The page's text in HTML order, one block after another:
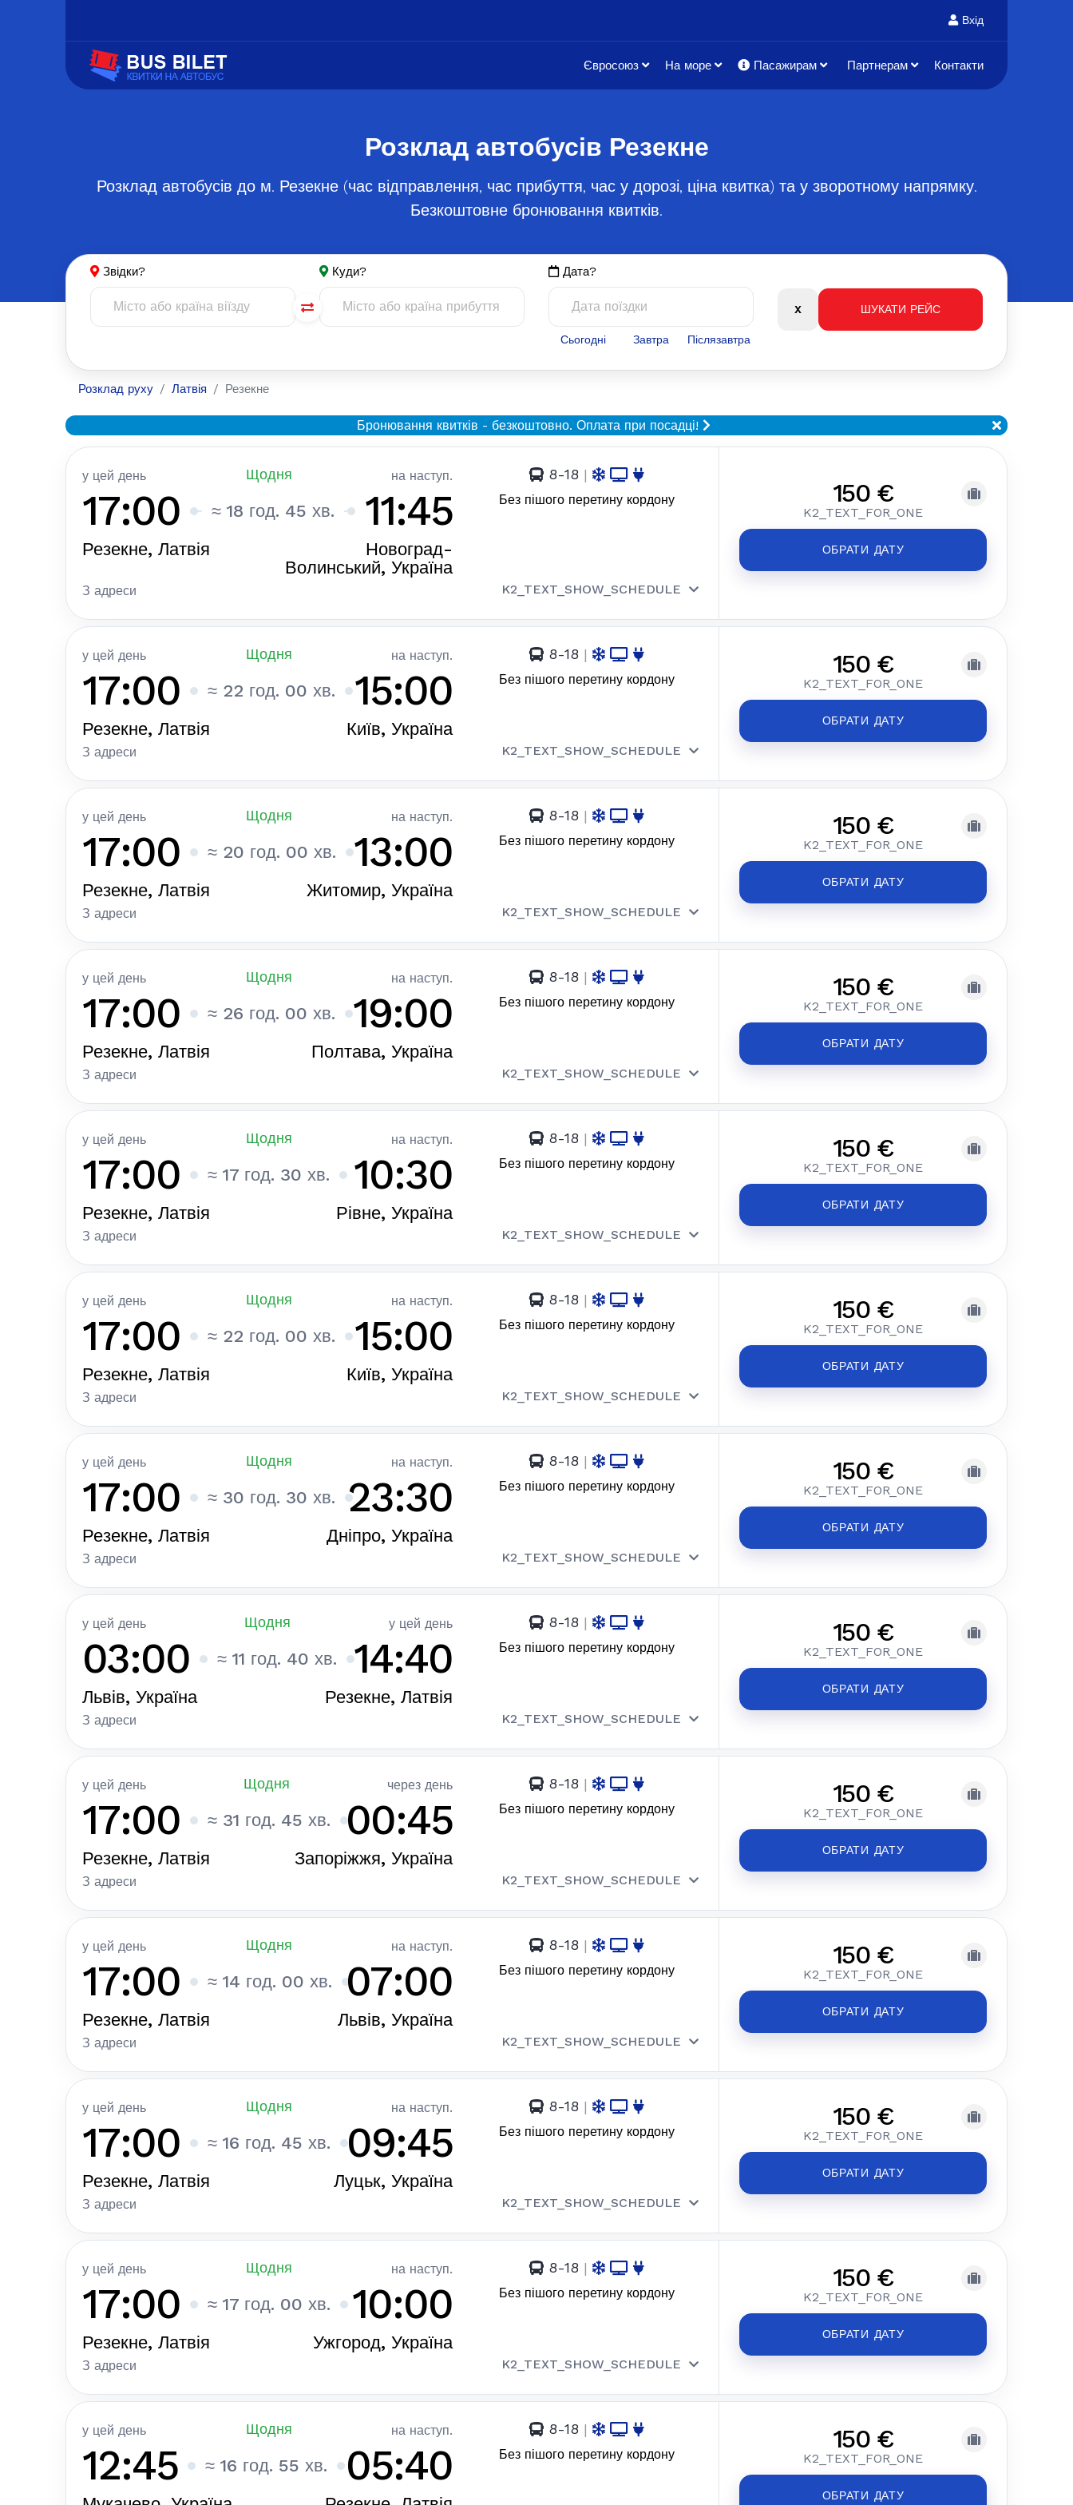
Вхід
Євросоюз На море Пасажирам Партнерам Контакти
Розклад автобусів Резекне
Розклад автобусів до м. Резекне (час відправлення, час прибуття, час у дорозі, ціна квитка) та у зворотному напрямку.
Безкоштовне бронювання квитків.
Звідки? Куди? Дата?
Сьогодні Завтра Післязавтра
Розклад руху Латвія Резекне
Бронювання квитків - безкоштовно. Оплата при посадці!
у цей день Щодня на наступ.
17:00 ≈ 18 год. 45 хв. 11:45
Резекне, Латвія
Новоград-
Волинський, Україна
З адреси
8-18 |
Без пішого перетину кордону
K2_TEXT_SHOW_SCHEDULE
150 €
K2_TEXT_FOR_ONE
ОБРАТИ ДАТУ
у цей день Щодня на наступ.
17:00 ≈ 22 год. 00 хв. 15:00
Резекне, Латвія Київ, Україна
З адреси
8-18 |
Без пішого перетину кордону
K2_TEXT_SHOW_SCHEDULE
150 €
K2_TEXT_FOR_ONE
ОБРАТИ ДАТУ
у цей день Щодня на наступ.
17:00 ≈ 20 год. 00 хв. 13:00
Резекне, Латвія Житомир, Україна
З адреси
8-18 |
Без пішого перетину кордону
K2_TEXT_SHOW_SCHEDULE
150 €
K2_TEXT_FOR_ONE
ОБРАТИ ДАТУ
у цей день Щодня на наступ.
17:00 ≈ 26 год. 00 хв. 19:00
Резекне, Латвія Полтава, Україна
З адреси
8-18 |
Без пішого перетину кордону
K2_TEXT_SHOW_SCHEDULE
150 €
K2_TEXT_FOR_ONE
ОБРАТИ ДАТУ
у цей день Щодня на наступ.
17:00 ≈ 17 год. 30 хв. 10:30
Резекне, Латвія Рівне, Україна
З адреси
8-18 |
Без пішого перетину кордону
K2_TEXT_SHOW_SCHEDULE
150 €
K2_TEXT_FOR_ONE
ОБРАТИ ДАТУ
у цей день Щодня на наступ.
17:00 ≈ 22 год. 00 хв. 15:00
Резекне, Латвія Київ, Україна
З адреси
8-18 |
Без пішого перетину кордону
K2_TEXT_SHOW_SCHEDULE
150 €
K2_TEXT_FOR_ONE
ОБРАТИ ДАТУ
у цей день Щодня на наступ.
17:00 ≈ 30 год. 30 хв. 23:30
Резекне, Латвія Дніпро, Україна
З адреси
8-18 |
Без пішого перетину кордону
K2_TEXT_SHOW_SCHEDULE
150 €
K2_TEXT_FOR_ONE
ОБРАТИ ДАТУ
у цей день Щодня у цей день
03:00 ≈ 11 год. 40 хв. 14:40
Львів, Україна Резекне, Латвія
З адреси
8-18 |
Без пішого перетину кордону
K2_TEXT_SHOW_SCHEDULE
150 €
K2_TEXT_FOR_ONE
ОБРАТИ ДАТУ
у цей день Щодня через день
17:00 ≈ 31 год. 45 хв. 00:45
Резекне, Латвія Запоріжжя, Україна
З адреси
8-18 |
Без пішого перетину кордону
K2_TEXT_SHOW_SCHEDULE
150 €
K2_TEXT_FOR_ONE
ОБРАТИ ДАТУ
у цей день Щодня на наступ.
17:00 ≈ 14 год. 00 хв. 07:00
Резекне, Латвія Львів, Україна
З адреси
8-18 |
Без пішого перетину кордону
K2_TEXT_SHOW_SCHEDULE
150 €
K2_TEXT_FOR_ONE
ОБРАТИ ДАТУ
у цей день Щодня на наступ.
17:00 ≈ 16 год. 45 хв. 09:45
Резекне, Латвія Луцьк, Україна
З адреси
8-18 |
Без пішого перетину кордону
K2_TEXT_SHOW_SCHEDULE
150 €
K2_TEXT_FOR_ONE
ОБРАТИ ДАТУ
у цей день Щодня на наступ.
17:00 ≈ 17 год. 00 хв. 10:00
Резекне, Латвія Ужгород, Україна
З адреси
8-18 |
Без пішого перетину кордону
K2_TEXT_SHOW_SCHEDULE
150 €
K2_TEXT_FOR_ONE
ОБРАТИ ДАТУ
у цей день Щодня на наступ.
12:45 ≈ 16 год. 55 хв. 05:40
8-18 |
Без пішого перетину кордону
150 €
K2_TEXT_FOR_ONE
ОБРАТИ ДАТУ